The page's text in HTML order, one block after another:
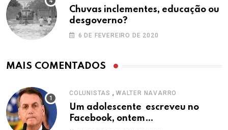
Chuvas inclementes, educação ou
desgoverno?
6 DE FEVEREIRO DE 2020
MAIS COMENTADOS
COLUNISTAS , WALTER NAVARRO
Um adolescente escreveu no
Facebook, ontem…